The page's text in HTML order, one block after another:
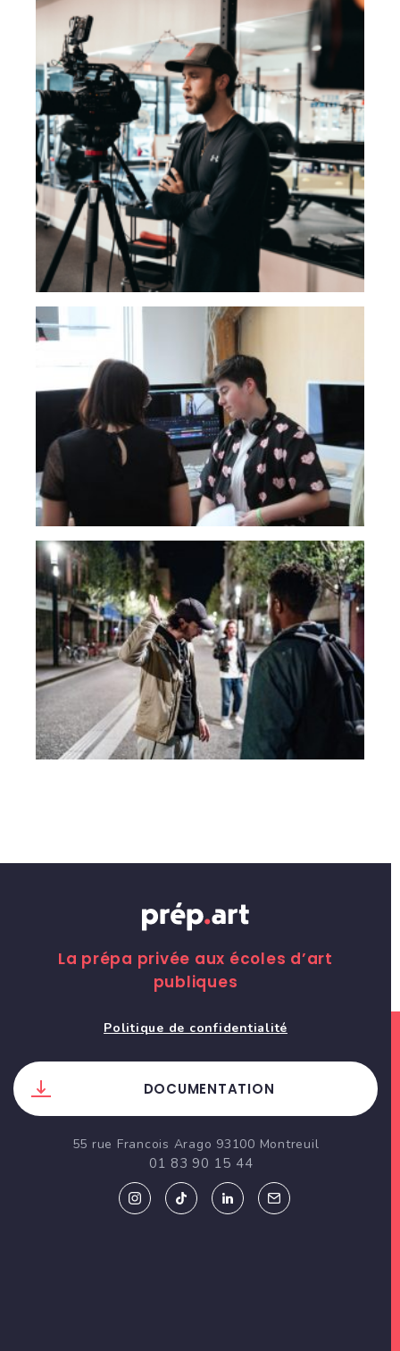
La prépa privée aux écoles d’art
publiques
Politique de confidentialité
DOCUMENTATION
55 rue Francois Arago 93100 Montreuil
01 83 90 15 44